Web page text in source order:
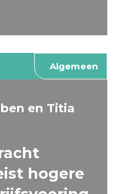
Algemeen
en Titia
hogere